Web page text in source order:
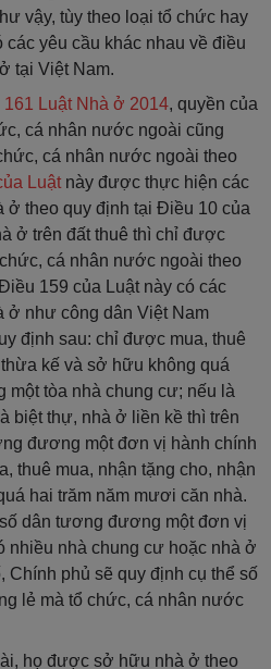
vậy, tùy theo loại tổ chức hay
yêu cầu khác nhau về điều
tại Việt Nam.
Luật Nhà ở 2014, quyền của
cá nhân nước ngoài cũng
cá nhân nước ngoài theo
Luật này được thực hiện các
ở theo quy định tại Điều 10 của
ở trên đất thuê thì chỉ được
cá nhân nước ngoài theo
159 của Luật này có các
ở như công dân Việt Nam
định sau: chỉ được mua, thuê
kế và sở hữu không quá
một tòa nhà chung cư; nếu là
biệt thự, nhà ở liền kề thì trên
đương một đơn vị hành chính
thuê mua, nhận tặng cho, nhận
hai trăm năm mươi căn nhà.
dân tương đương một đơn vị
nhiều nhà chung cư hoặc nhà ở
Chính phủ sẽ quy định cụ thể số
lẻ mà tổ chức, cá nhân nước
họ được sở hữu nhà ở theo